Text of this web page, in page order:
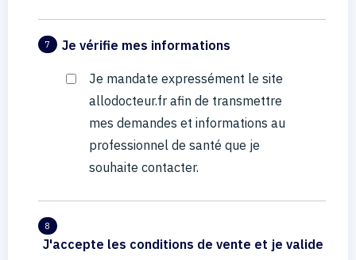
7 Je vérifie mes informations
Je mandate expressément le site
allodocteur.fr afin de transmettre
mes demandes et informations au
professionnel de santé que je
souhaite contacter.
8
J'accepte les conditions de vente et je valide